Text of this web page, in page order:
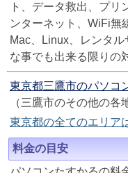
ト、データ救出、プリ
ンターネット、WiFi無
Mac、Linux、レンタ
な事でも出来る限りの
東京都三鷹市のパソコ
（三鷹市のその他の各
東京都の全てのエリア
料金の目安